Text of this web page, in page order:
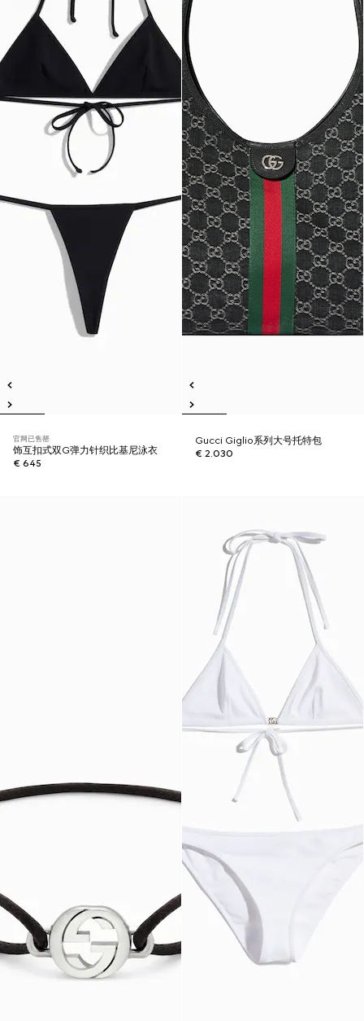
官网已售罄
饰互扣式双G弹力针织比基尼泳衣
€ 645
Gucci Giglio系列大号托特包
€ 2.030